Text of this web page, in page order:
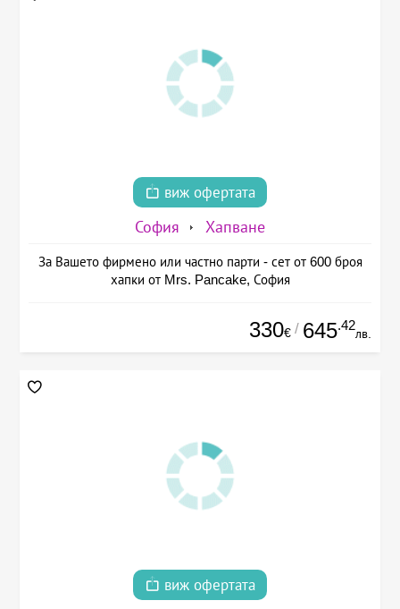
виж офертата
София Хапване
За Вашето фирмено или частно парти - сет от 600 броя
хапки от Mrs. Pancake, София
330€ / 645.42
лв.
виж офертата